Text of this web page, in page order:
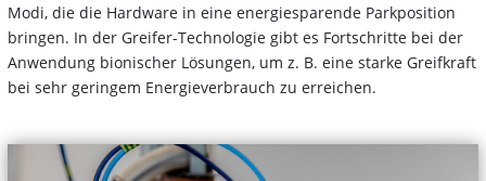
Modi, die die Hardware in eine energiesparende Parkposition
bringen. In der Greifer-Technologie gibt es Fortschritte bei der
Anwendung bionischer Lösungen, um z. B. eine starke Greifkraft
bei sehr geringem Energieverbrauch zu erreichen.